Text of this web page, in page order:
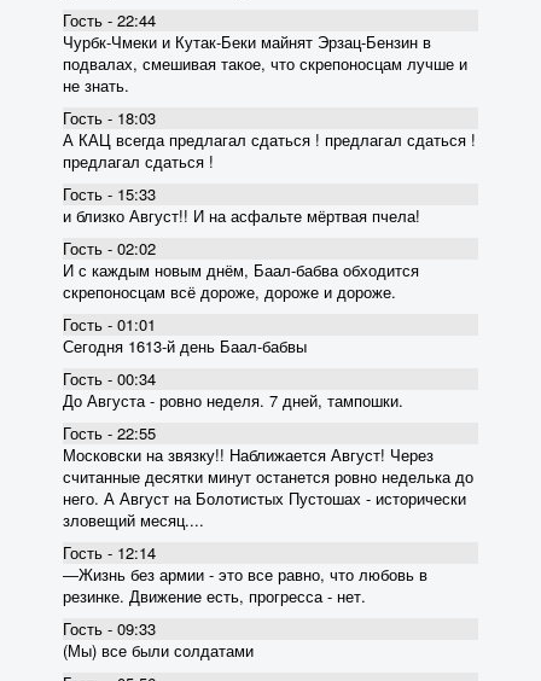
Гость - 22:44
Чурбк-Чмеки и Кутак-Беки майнят Эрзац-Бензин в
подвалах, смешивая такое, что скрепоносцам лучше и
не знать.
Гость - 18:03
А КАЦ всегда предлагал сдаться ! предлагал сдаться !
предлагал сдаться !
Гость - 15:33
и близко Август!! И на асфальте мёртвая пчела!
Гость - 02:02
И с каждым новым днём, Баал-бабва обходится
скрепоносцам всё дороже, дороже и дороже.
Гость - 01:01
Сегодня 1613-й день Баал-бабвы
Гость - 00:34
До Августа - ровно неделя. 7 дней, тампошки.
Гость - 22:55
Московски на звязку!! Наближается Август! Через
считанные десятки минут останется ровно неделька до
него. А Август на Болотистых Пустошах - исторически
зловещий месяц....
Гость - 12:14
―Жизнь без армии - это все равно, что любовь в
резинке. Движение есть, прогресса - нет.
Гость - 09:33
(Мы) все были солдатами